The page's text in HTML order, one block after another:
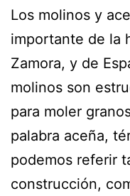
Los molinos y
importante de la
Zamora, y de
molinos son
para moler
palabra aceña,
podemos referir
construcción,